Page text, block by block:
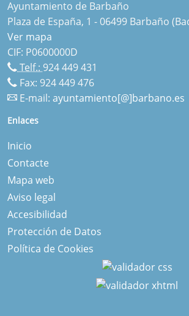
Ayuntamiento de Barbaño
Plaza de España, 1 - 06499 Barbaño
Ver mapa
CIF: P0600000D
Telf.: 924 449 431
Fax: 924 449 476
E-mail: ayuntamiento[@]barbano.es
Enlaces
Inicio
Contacte
Mapa web
Aviso legal
Accesibilidad
Protección de Datos
Política de Cookies